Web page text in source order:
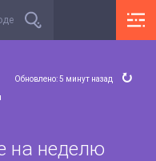
Обновлено: 5 минут назад
на неделю